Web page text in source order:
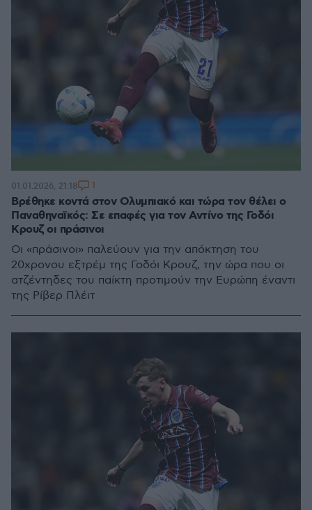
Βρέθηκε κοντά στον Ολυμπιακό και τώρα τον θέλει ο
Παναθηναϊκός: Σε επαφές για τον Αντίνο της Γοδόι
Κρουζ οι πράσινοι
Οι «πράσινοι» παλεύουν για την απόκτηση του
20χρονου εξτρέμ της Γοδόι Κρουζ, την ώρα που οι
ατζέντηδες του παίκτη προτιμούν την Ευρώπη έναντι
της Ρίβερ Πλέιτ
01.01.2026, 21:18 1